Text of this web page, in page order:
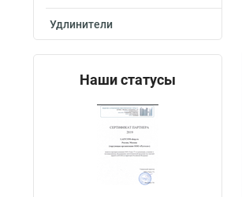
Удлинители
Наши статусы